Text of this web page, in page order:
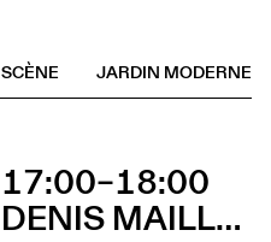
JARDIN MODERNE
SCÈNE
17:00–18:00
DENIS MAILLEFER ET PASCAL RAMBERT AVEC LOLA GIOUSSE